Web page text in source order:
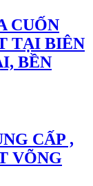
CUỐN
TẠI BIÊN
BỀN
CẤP ,
VÕNG